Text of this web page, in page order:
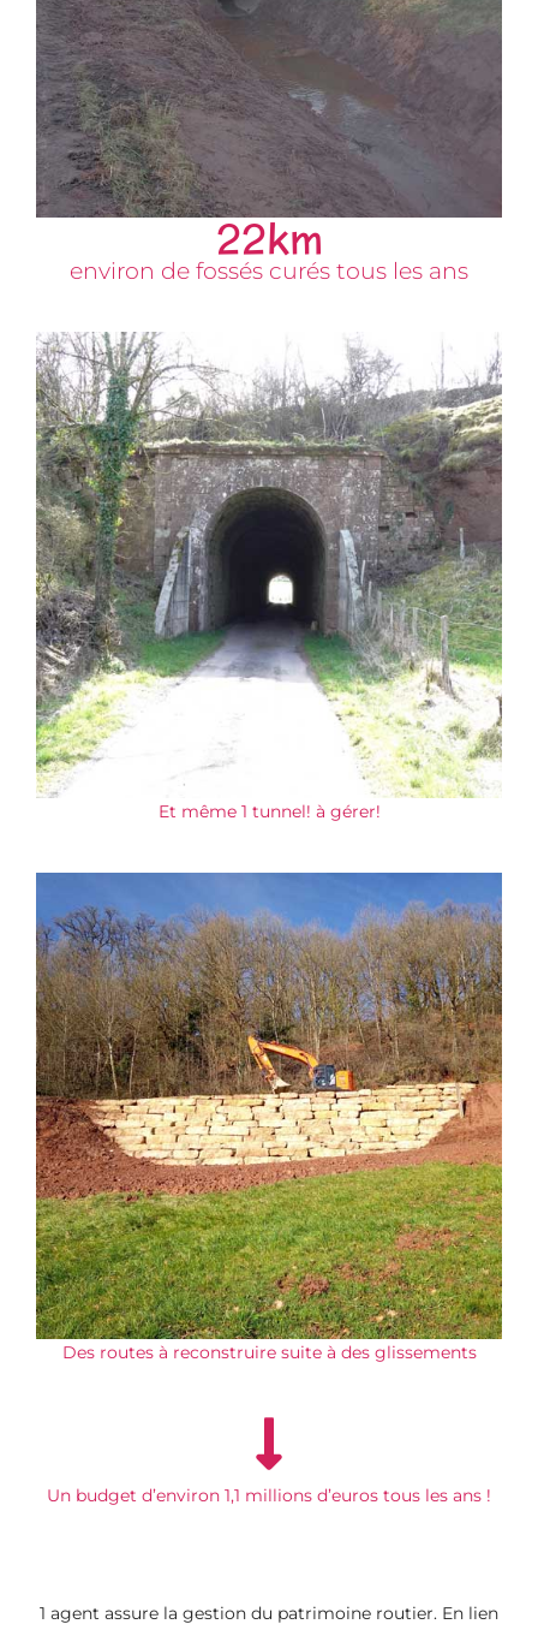
environ de fossés curés tous les ans
22km
Et même 1 tunnel! à gérer!
Des routes à reconstruire suite à des glissements
Un budget d’environ 1,1 millions d’euros tous les ans !
1 agent assure la gestion du patrimoine routier. En lien